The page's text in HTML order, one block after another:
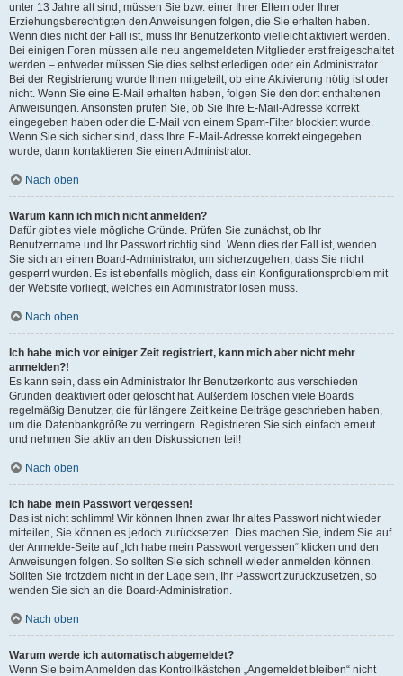
unter 13 Jahre alt sind, müssen Sie bzw. einer Ihrer Eltern oder Ihrer
Erziehungsberechtigten den Anweisungen folgen, die Sie erhalten haben.
Wenn dies nicht der Fall ist, muss Ihr Benutzerkonto vielleicht aktiviert werden.
Bei einigen Foren müssen alle neu angemeldeten Mitglieder erst freigeschaltet
werden – entweder müssen Sie dies selbst erledigen oder ein Administrator.
Bei der Registrierung wurde Ihnen mitgeteilt, ob eine Aktivierung nötig ist oder
nicht. Wenn Sie eine E-Mail erhalten haben, folgen Sie den dort enthaltenen
Anweisungen. Ansonsten prüfen Sie, ob Sie Ihre E-Mail-Adresse korrekt
eingegeben haben oder die E-Mail von einem Spam-Filter blockiert wurde.
Wenn Sie sich sicher sind, dass Ihre E-Mail-Adresse korrekt eingegeben
wurde, dann kontaktieren Sie einen Administrator.
Nach oben
Warum kann ich mich nicht anmelden?
Dafür gibt es viele mögliche Gründe. Prüfen Sie zunächst, ob Ihr
Benutzername und Ihr Passwort richtig sind. Wenn dies der Fall ist, wenden
Sie sich an einen Board-Administrator, um sicherzugehen, dass Sie nicht
gesperrt wurden. Es ist ebenfalls möglich, dass ein Konfigurationsproblem mit
der Website vorliegt, welches ein Administrator lösen muss.
Nach oben
Ich habe mich vor einiger Zeit registriert, kann mich aber nicht mehr
anmelden?!
Es kann sein, dass ein Administrator Ihr Benutzerkonto aus verschieden
Gründen deaktiviert oder gelöscht hat. Außerdem löschen viele Boards
regelmäßig Benutzer, die für längere Zeit keine Beiträge geschrieben haben,
um die Datenbankgröße zu verringern. Registrieren Sie sich einfach erneut
und nehmen Sie aktiv an den Diskussionen teil!
Nach oben
Ich habe mein Passwort vergessen!
Das ist nicht schlimm! Wir können Ihnen zwar Ihr altes Passwort nicht wieder
mitteilen, Sie können es jedoch zurücksetzen. Dies machen Sie, indem Sie auf
der Anmelde-Seite auf „Ich habe mein Passwort vergessen“ klicken und den
Anweisungen folgen. So sollten Sie sich schnell wieder anmelden können.
Sollten Sie trotzdem nicht in der Lage sein, Ihr Passwort zurückzusetzen, so
wenden Sie sich an die Board-Administration.
Nach oben
Warum werde ich automatisch abgemeldet?
Wenn Sie beim Anmelden das Kontrollkästchen „Angemeldet bleiben“ nicht